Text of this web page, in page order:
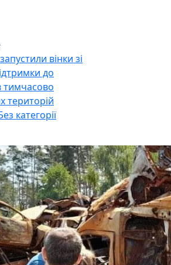
вінки зі
до
тимчасово
територій
категорії